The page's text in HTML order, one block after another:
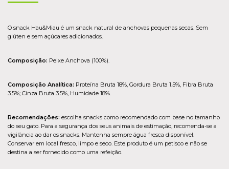
O snack Hau&Miau é um snack natural de anchovas pequenas secas. Sem
glúten e sem açúcares adicionados.
Composição: Peixe Anchova (100%).
Composição Analítica: Proteína Bruta 18%, Gordura Bruta 1.5%, Fibra Bruta
3.5%; Cinza Bruta 3.5%, Humidade 18%.
Recomendações: escolha snacks como recomendado com base no tamanho
do seu gato. Para a segurança dos seus animais de estimação, recomenda-se a
vigilância ao dar os snacks. Mantenha sempre água fresca disponível.
Conservar em local fresco, limpo e seco. Este produto é um petisco e não se
destina a ser fornecido como uma refeição.